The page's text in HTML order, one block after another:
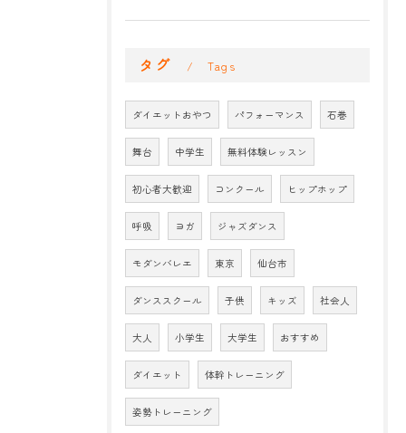
タグ Tags
ダイエットおやつ パフォーマンス 石巻
舞台 中学生 無料体験レッスン
初心者大歓迎 コンクール ヒップホップ
呼吸 ヨガ ジャズダンス
モダンバレエ 東京 仙台市
ダンススクール 子供 キッズ 社会人
大人 小学生 大学生 おすすめ
ダイエット 体幹トレーニング
姿勢トレーニング